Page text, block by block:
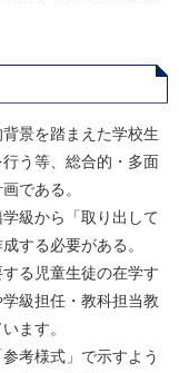
景を踏まえた学校生
う等、総合的・多面
である。
級から「取り出して
する必要がある。
る児童生徒の在学す
級担任・教科担当教
ます。
考様式」で示すよう